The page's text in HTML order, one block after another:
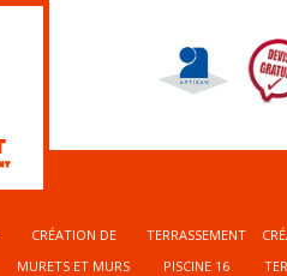
CRÉATION DE
MURETS ET MURS
TERRASSEMENT
PISCINE 16